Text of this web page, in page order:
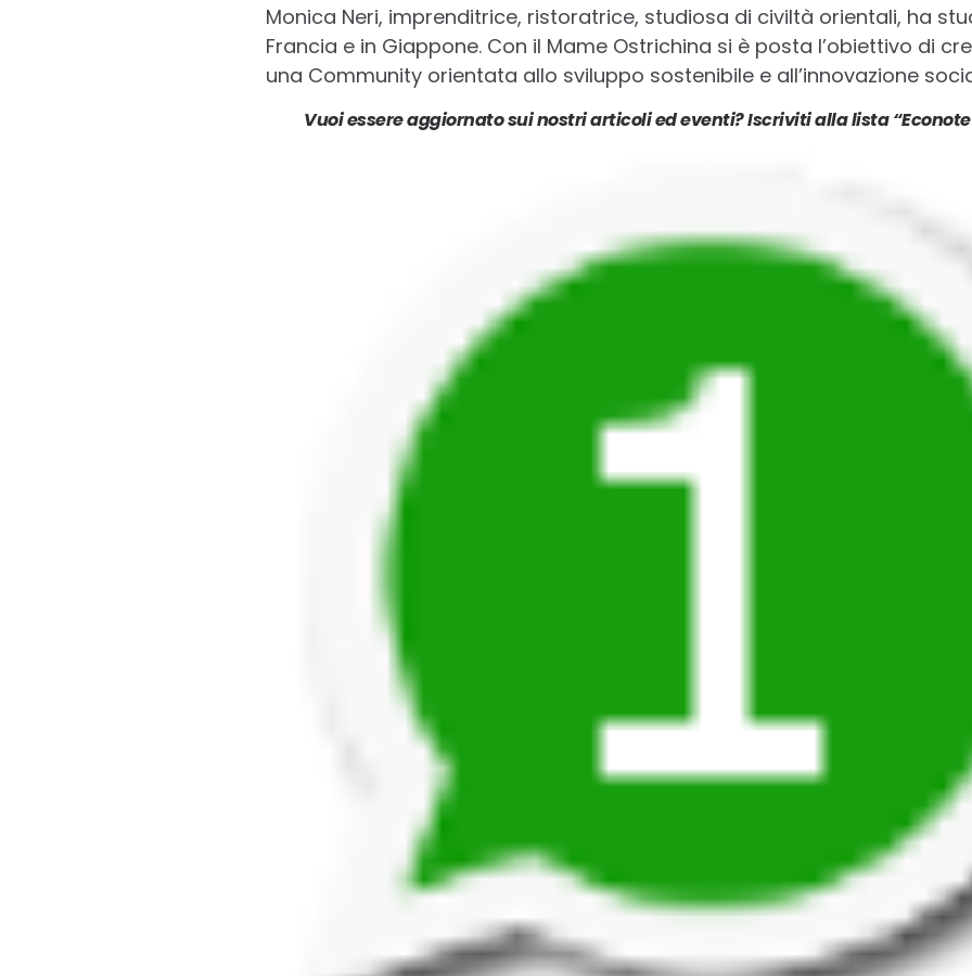
Monica Neri, imprenditrice, ristoratrice, studiosa di civiltà orientali, ha
Francia e in Giappone. Con il Mame Ostrichina si è posta l’obiettivo di
una Community orientata allo sviluppo sostenibile e all’innovazione
Vuoi essere aggiornato sui nostri articoli ed eventi? Iscriviti alla lista